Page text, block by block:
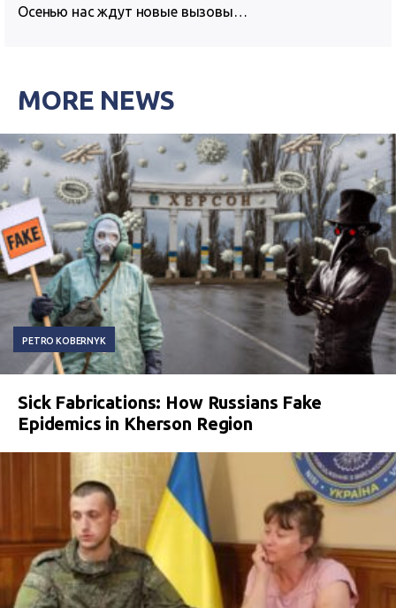
Осенью нас ждут новые вызовы…
MORE NEWS
PETRO KOBERNYK
Sick Fabrications: How Russians Fake
Epidemics in Kherson Region